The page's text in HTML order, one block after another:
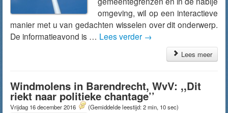
omgeving, wil op een interactieve
manier met u van gedachten wisselen over dit onderwerp.
De informatieavond is … Lees verder →
Lees meer
Windmolens in Barendrecht, WvV: ,,Dit
riekt naar politieke chantage’’
Vrijdag 16 december 2016 (Gemiddelde leestijd: 2 min, 10 sec)